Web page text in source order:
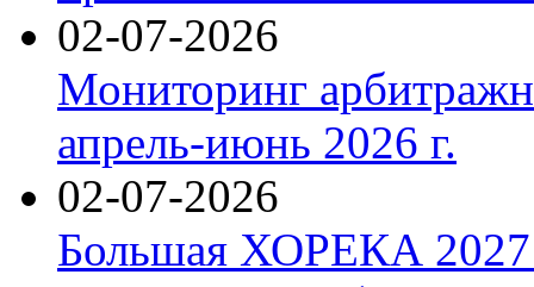
02-07-2026
Мониторинг
апрель-июнь 2026 г.
02-07-2026
Большая ХОРЕКА 2027: